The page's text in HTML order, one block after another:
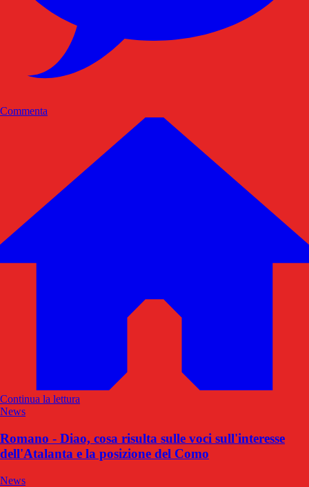
Commenta
Continua la lettura
News
Romano - Diao, cosa risulta sulle voci sull'interesse
dell'Atalanta e la posizione del Como
News